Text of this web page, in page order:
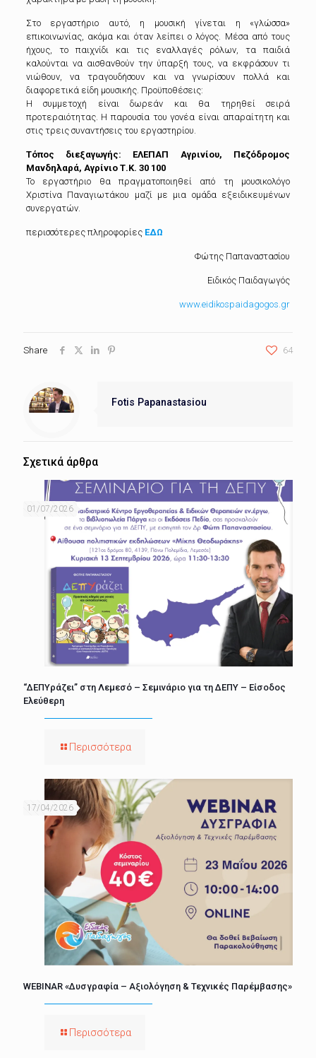
Στο εργαστήριο αυτό, η μουσική γίνεται η «γλώσσα»
επικοινωνίας, ακόμα και όταν λείπει ο λόγος. Μέσα από τους
ήχους, το παιχνίδι και τις εναλλαγές ρόλων, τα παιδιά
καλούνται να αισθανθούν την ύπαρξή τους, να εκφράσουν τι
νιώθουν, να τραγουδήσουν και να γνωρίσουν πολλά και
διαφορετικά είδη μουσικής. Προϋποθέσεις:
Η συμμετοχή είναι δωρεάν και θα τηρηθεί σειρά
προτεραιότητας. Η παρουσία του γονέα είναι απαραίτητη και
στις τρεις συναντήσεις του εργαστηρίου.
Τόπος διεξαγωγής: ΕΛΕΠΑΠ Αγρινίου, Πεζόδρομος
Μανδηλαρά, Αγρίνιο Τ.Κ. 30 100
Το εργαστήριο θα πραγματοποιηθεί από τη μουσικολόγο
Χριστίνα Παναγιωτάκου μαζί με μια ομάδα εξειδικευμένων
συνεργατών.
περισσότερες πληροφορίες ΕΔΩ
Φώτης Παπαναστασίου
Ειδικός Παιδαγωγός
www.eidikospaidagogos.gr
Share 64
Fotis Papanastasiou
Σχετικά άρθρα
01/07/2026
“ΔΕΠΥράζει” στη Λεμεσό – Σεμινάριο για τη ΔΕΠΥ – Είσοδος
Ελεύθερη
Περισσότερα
17/04/2026
WEBINAR «Δυσγραφία – Αξιολόγηση & Τεχνικές Παρέμβασης»
Περισσότερα